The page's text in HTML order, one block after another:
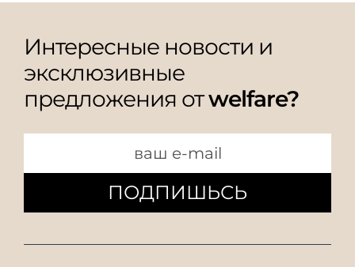
Интересные новости и
эксклюзивные
предложения отwelfare?
ПОДПИШЬСЬ